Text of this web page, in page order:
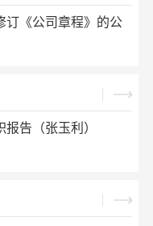
订《公司章程》的公
告（张玉利）